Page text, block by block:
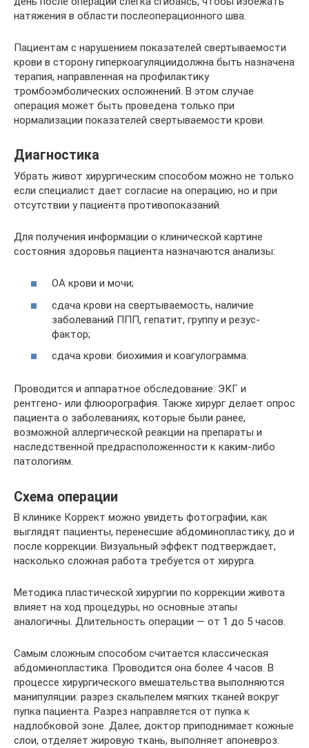
натяжения в области послеоперационного шва.
Пациентам с нарушением показателей свертываемости
крови в сторону гиперкоагуляциидолжна быть назначена
терапия, направленная на профилактику
тромбоэмболических осложнений. В этом случае
операция может быть проведена только при
нормализации показателей свертываемости крови.
Диагностика
Убрать живот хирургическим способом можно не только
если специалист дает согласие на операцию, но и при
отсутствии у пациента противопоказаний.
Для получения информации о клинической картине
состояния здоровья пациента назначаются анализы:
ОА крови и мочи;
сдача крови на свертываемость, наличие
заболеваний ППП, гепатит, группу и резус-
фактор;
сдача крови: биохимия и коагулограмма.
Проводится и аппаратное обследование: ЭКГ и
рентгено- или флюорография. Также хирург делает опрос
пациента о заболеваниях, которые были ранее,
возможной аллергической реакции на препараты и
наследственной предрасположенности к каким-либо
патологиям.
Схема операции
В клинике Коррект можно увидеть фотографии, как
выглядят пациенты, перенесшие абдоминопластику, до и
после коррекции. Визуальный эффект подтверждает,
насколько сложная работа требуется от хирурга.
Методика пластической хирургии по коррекции живота
влияет на ход процедуры, но основные этапы
аналогичны. Длительность операции — от 1 до 5 часов.
Самым сложным способом считается классическая
абдоминопластика. Проводится она более 4 часов. В
процессе хирургического вмешательства выполняются
манипуляции: разрез скальпелем мягких тканей вокруг
пупка пациента. Разрез направляется от пупка к
надлобковой зоне. Далее, доктор приподнимает кожные
слои, отделяет жировую ткань, выполняет апоневроз.